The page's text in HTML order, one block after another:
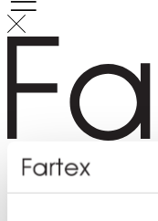
Značky